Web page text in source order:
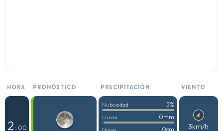
HORA PRONÓSTICO PRECIPITACIÓN VIENTO
2 : 00
Nubosidad 5%
Lluvia 0mm
Nieve 0cm 3km/h